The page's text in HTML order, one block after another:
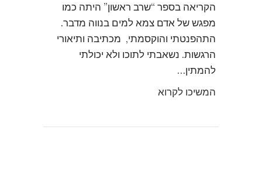
הקריאה בספר “שרב ראשון” היתה כמו
מפגש של אדם צמא למים בנווה מדבר.
התהפנטתי והוקסמתי, מכתיבה ותיאורי
הרגשות. נשאבתי לתוכו ולא יכולתי
להמתין…
המשיכו לקרוא